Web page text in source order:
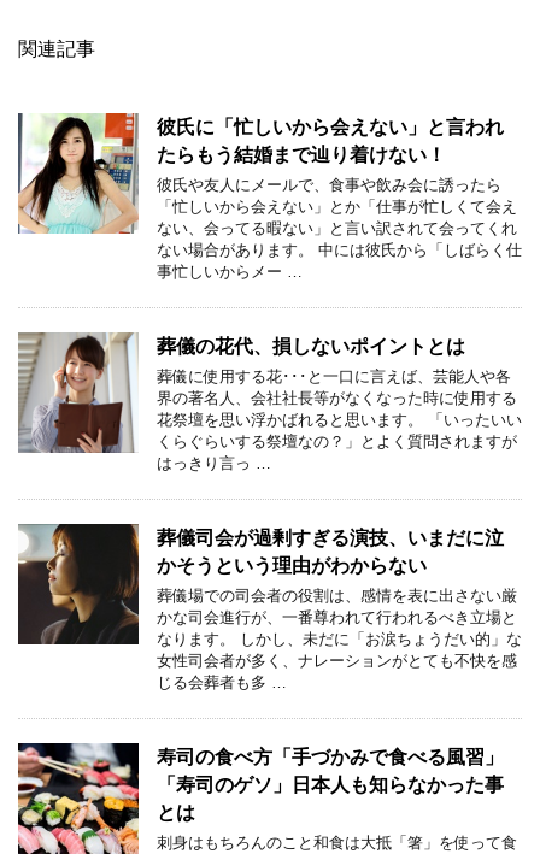
関連記事
彼氏に「忙しいから会えない」と言われ
たらもう結婚まで辿り着けない！
彼氏や友人にメールで、食事や飲み会に誘ったら
「忙しいから会えない」とか「仕事が忙しくて会え
ない、会ってる暇ない」と言い訳されて会ってくれ
ない場合があります。 中には彼氏から「しばらく仕
事忙しいからメー …
葬儀の花代、損しないポイントとは
葬儀に使用する花･･･と一口に言えば、芸能人や各
界の著名人、会社社長等がなくなった時に使用する
花祭壇を思い浮かばれると思います。 「いったいい
くらぐらいする祭壇なの？」とよく質問されますが
はっきり言っ …
葬儀司会が過剰すぎる演技、いまだに泣
かそうという理由がわからない
葬儀場での司会者の役割は、感情を表に出さない厳
かな司会進行が、一番尊われて行われるべき立場と
なります。 しかし、未だに「お涙ちょうだい的」な
女性司会者が多く、ナレーションがとても不快を感
じる会葬者も多 …
寿司の食べ方「手づかみで食べる風習」
「寿司のゲソ」日本人も知らなかった事
とは
刺身はもちろんのこと和食は大抵「箸」を使って食